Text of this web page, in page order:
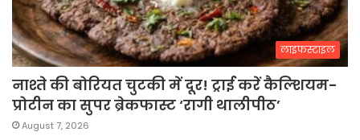
लाइफस्टाइल
नाश्ते की बोरियत चुटकी में दूर! ट्राई करें कैल्शियम-
प्रोटीन का सुपर ब्रेकफास्ट ‘रागी थालीपीठ’
August 7, 2026